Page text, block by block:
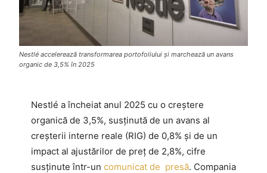
Nestlé accelerează transformarea portofoliului și marchează un avans
organic de 3,5% în 2025
Nestlé a încheiat anul 2025 cu o creștere
organică de 3,5%, susținută de un avans al
creșterii interne reale (RIG) de 0,8% și de un
impact al ajustărilor de preț de 2,8%, cifre
susținute într-un comunicat de presă. Compania